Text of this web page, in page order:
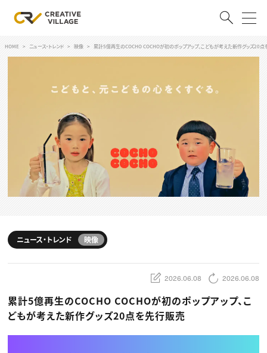
ACCOUNT
クリエイター求人を探す
CREATIVE JOB求人検索
特集求人
採用説明会
転職支援サービス
CONTENTS
スキルアップしたい！ トップ
デザイン
プログラミング
ディレクション
業界解説・キャリア事情
お役立ち基礎知識
TOP Creator’s コラム
ゲームクリエイター
映像クリエイター
マーケッター
C＆R Magazine
ニュース・トレンド
ニュース・トレンド トップ
HOME ニュース・トレンド 映像 累計5億再生のCOCHO COCHOが初のポップアップ、こどもが考えた新作グッズ20点
ニュース・トレンド 映像
2026.06.08 2026.06.08
累計5億再生のCOCHO COCHOが初のポップアップ、こ
どもが考えた新作グッズ20点を先行販売